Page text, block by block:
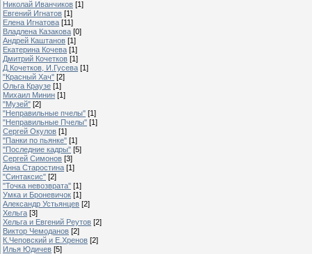
Николай Иванчиков [1]
Евгений Игнатов [1]
Елена Игнатова [11]
Владлена Казакова [0]
Андрей Каштанов [1]
Екатерина Кочева [1]
Дмитрий Кочетков [1]
Д.Кочетков, И.Гусева [1]
"Красный Хач" [2]
Ольга Краузе [1]
Михаил Минин [1]
"Музей" [2]
"Неправильные пчелы" [1]
"Неправильные Пчелы" [1]
Сергей Окулов [1]
"Панки по пьянке" [1]
"Последние кадры" [5]
Сергей Симонов [3]
Анна Старостина [1]
"Синтаксис" [2]
"Точка невозврата" [1]
Умка и Броневичок [1]
Александр Устьянцев [2]
Хельга [3]
Хельга и Евгений Реутов [2]
Виктор Чемоданов [2]
К.Чеповский и Е.Хренов [2]
Илья Юдичев [5]